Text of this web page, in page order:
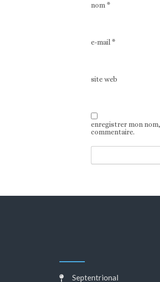
nom *
e-mail *
site web
enregistrer mon
commentaire.
Septentrional